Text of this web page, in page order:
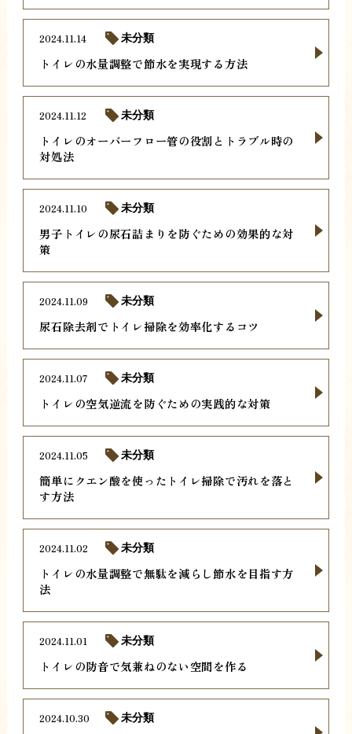
トイレの水量調整で節水を実現する方法
2024.11.14 未分類
トイレのオーバーフロー管の役割とトラブル時の
対処法
2024.11.12 未分類
男子トイレの尿石詰まりを防ぐための効果的な対
策
2024.11.10 未分類
尿石除去剤でトイレ掃除を効率化するコツ
2024.11.09 未分類
トイレの空気逆流を防ぐための実践的な対策
2024.11.07 未分類
簡単にクエン酸を使ったトイレ掃除で汚れを落と
す方法
2024.11.05 未分類
トイレの水量調整で無駄を減らし節水を目指す方
法
2024.11.02 未分類
トイレの防音で気兼ねのない空間を作る
2024.11.01 未分類
2024.10.30 未分類